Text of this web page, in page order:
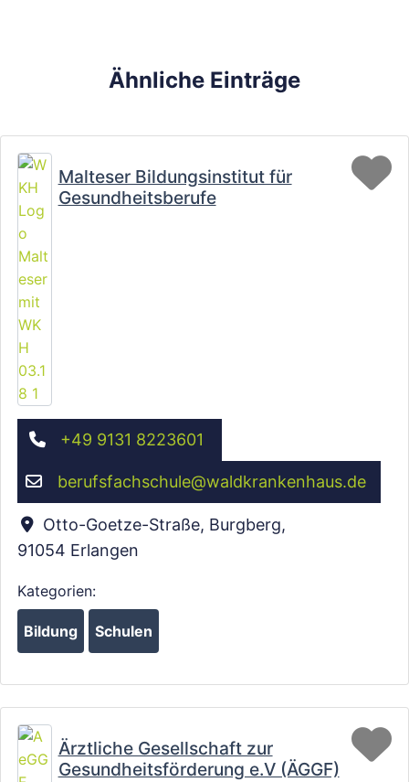
Ähnliche Einträge
Malteser Bildungsinstitut für
Gesundheitsberufe
+49 9131 8223601
berufsfachschule@waldkrankenhaus.de
Otto-Goetze-Straße, Burgberg,
91054 Erlangen
Kategorien:
Bildung Schulen
Ärztliche Gesellschaft zur
Gesundheitsförderung e.V (ÄGGF)